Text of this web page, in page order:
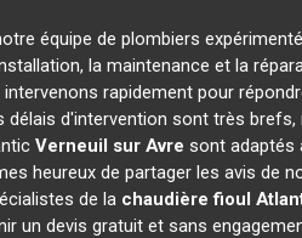
équipe de plombiers
la maintenance et la
rapidement pour
délais d'intervention sont très
Verneuil sur Avre sont adaptés
heureux de partager les avis de
de la chaudière fioul
un devis gratuit et sans